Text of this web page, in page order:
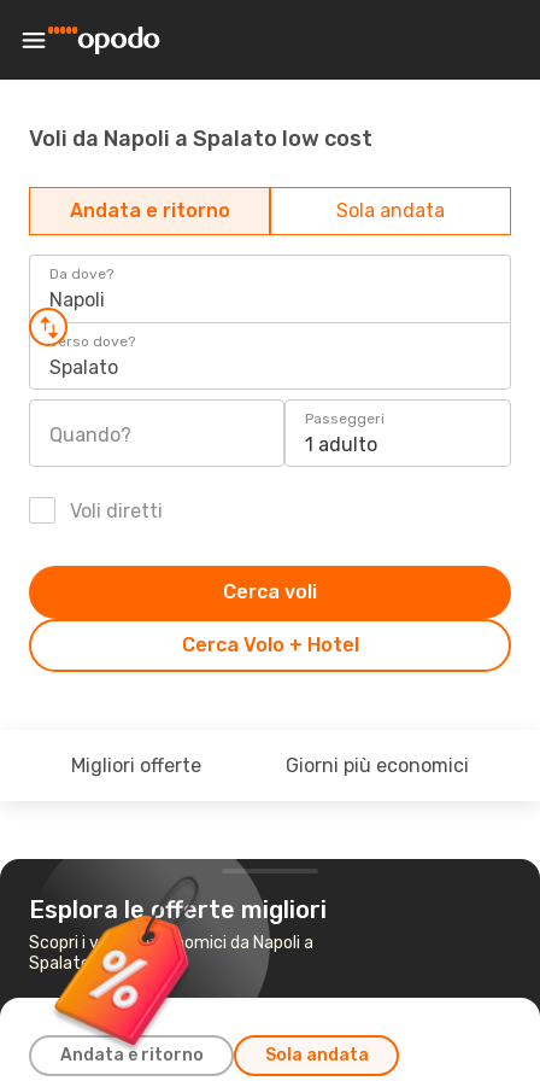
Voli da Napoli a Spalato low cost
Andata e ritorno Sola andata
Da dove?
Napoli
Verso dove?
Spalato
Quando?
Passeggeri
1 adulto
Voli diretti
Cerca Volo + Hotel
Cerca voli
Migliori offerte Giorni più economici
Esplora le offerte migliori
Scopri i voli più economici da Napoli a
Spalato
Andata e ritorno Sola andata